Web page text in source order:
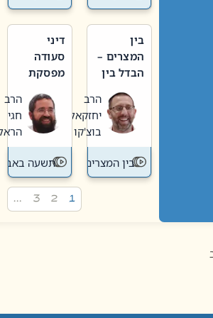
בין
המצרים –
הבדל בין
חדשה
לישנה
הרב
יחזקאל
בוצ'קו
בין המצרים
דיני
סעודה
מפסקת
תשעה
באב
הרב
חגי
הראל
תשעה באב